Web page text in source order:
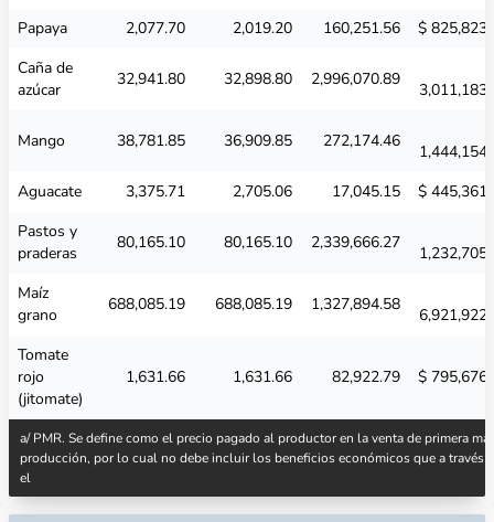
Papaya
2,077.70 2,019.20 160,251.56
$
Caña de
azúcar
32,941.80 32,898.80 2,996,070.89
Mango 38,781.85 36,909.85 272,174.46
Aguacate
3,375.71 2,705.06 17,045.15
$
Pastos y
praderas
80,165.10 80,165.10 2,339,666.27
Maíz
grano
688,085.19 688,085.19 1,327,894.58
Tomate
rojo
(jitomate)
1,631.66 1,631.66 82,922.79 $
a/ PMR. Se define como el precio pagado al productor en la venta de primera
producción, por lo cual no debe incluir los beneficios económicos que a través
el